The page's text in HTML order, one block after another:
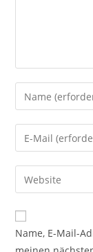
Name, E-Mail-